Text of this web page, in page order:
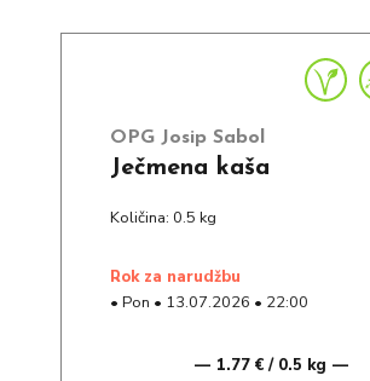
OPG Josip Sabol
Ječmena kaša
Količina: 0.5 kg
rok za narudžbu
• Pon • 13.07.2026 • 22:00
1.77 € / 0.5 kg